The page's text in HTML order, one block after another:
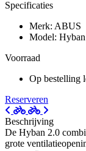
Specificaties
Merk: ABUS
Model:
Voorraad
Op bestelling
Reserveren
Beschrijving
De Hyban 2.0
grote